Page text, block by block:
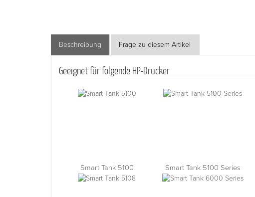
Beschreibung Frage zu diesem Artikel
Geeignet für folgende HP-Drucker
Smart Tank 5100 Smart Tank 5100 Series